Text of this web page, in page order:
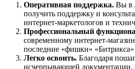
Оперативная поддержка. Вы в
получить поддержку и
интернет-маркетологов и
Профессиональный
современному интернет-
последние «фишки»
Легко освоить. Благодаря
исчерпывающей документации,